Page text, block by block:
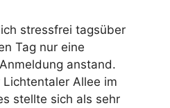
stressfrei tagsüber
Tag nur eine
anstand.
Allee im
stellte sich als sehr